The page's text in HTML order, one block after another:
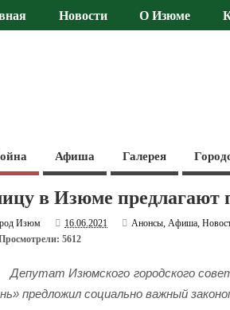
Новости О Изюме
Афиша Галерея
в Изюме предлагают
Изюм 16.06.2021 Анонсы,Афиша,
5612
Депутат Изюмского городского
предложил социально важный